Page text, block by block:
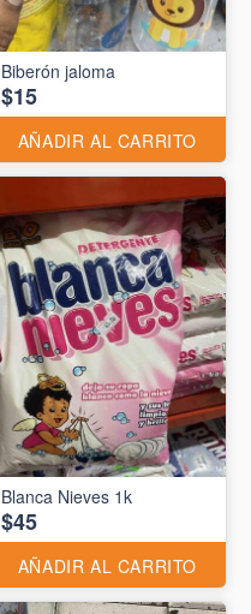
Biberón jaloma
$15
AÑADIR AL CARRITO
Blanca Nieves 1k
$45
AÑADIR AL CARRITO